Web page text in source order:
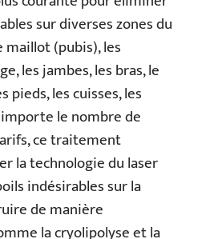
sur diverses zones du
maillot (pubis), les
les jambes, les bras, le
pieds, les cuisses, les
le nombre de
ce traitement
la technologie du laser
indésirables sur la
de manière
la cryolipolyse et la